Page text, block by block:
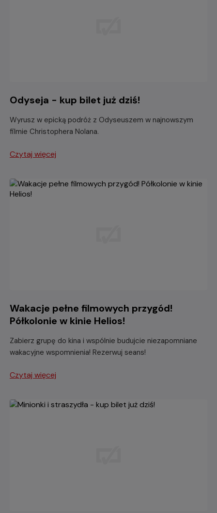
Odyseja - kup bilet już dziś!
Wyrusz w epicką podróż z Odyseuszem w najnowszym
filmie Christophera Nolana.
Czytaj więcej
Wakacje pełne filmowych przygód!
Półkolonie w kinie Helios!
Zabierz grupę do kina i wspólnie budujcie niezapomniane
wakacyjne wspomnienia! Rezerwuj seans!
Czytaj więcej